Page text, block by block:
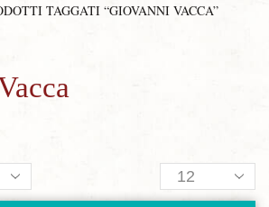
TAGGATI “GIOVANNI VACCA”
Products
per